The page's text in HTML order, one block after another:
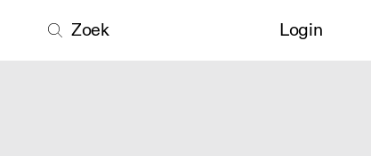
Zoek Login